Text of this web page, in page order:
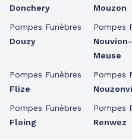
Donchery
Pompes Funèbres
Douzy
Pompes Funèbres
Flize
Pompes Funèbres
Floing
Mouzon
Pompes
Meuse
Pompes
Pompes
Renwez